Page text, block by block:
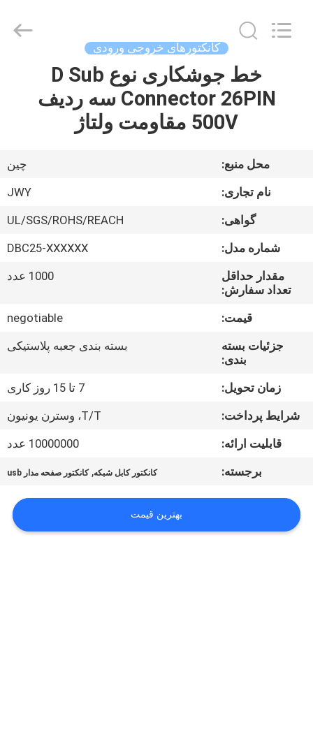
صفحه
اصلی
درباره
کارخانه
کیفیت
ما
تماس
درخواست
نقل قول
Electronic
کانکتورهای خروجی ورودی
خط جوشکاری نوع D Sub
Connector 26PIN سه ردیف
500V مقاومت ولتاژ
محل منبع:
چین
نام تجاری:
JWY
گواهی:
UL/SGS/ROHS/REACH
شماره مدل:
DBC25-XXXXXX
مقدار حداقل
تعداد سفارش:
1000 عدد
قیمت:
negotiable
جزئیات بسته
بندی:
بسته بندی جعبه پلاستیکی
زمان تحویل:
7 تا 15 روز کاری
شرایط پرداخت:
T/T، وسترن یونیون
قابلیت ارائه:
10000000 عدد
برجسته:
کانکتور کابل شبکه,کانکتور صفحه مدار usb
بهترین قیمت